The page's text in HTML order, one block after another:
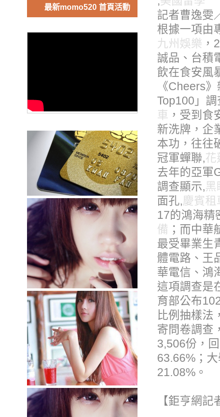
最新momo520 首頁活動
記者曹逸雯
根據一項由
九州娛樂
誠品、台積
飲在食安風
《Cheers
Top100」
車 ，受到食
新洗牌，企
本功，往往
冠軍蟬聯,花
去年的亞軍
調查顯示,黑
面孔,慶賓租
17的鴻海精
備 ；而中
最受畢業生
體電路、王
華電信、鴻
這項調查是
育部公布
比例抽樣法
寄問卷調查
3,506份，
63.66%；
21.08%。
【鉅亨網